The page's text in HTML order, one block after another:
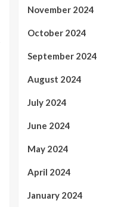
November 2024
October 2024
September 2024
August 2024
July 2024
June 2024
May 2024
April 2024
January 2024